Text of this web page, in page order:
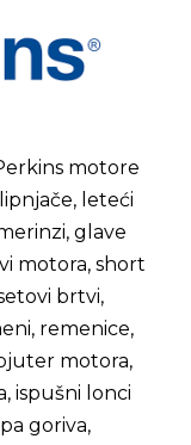
motore
leteći
glave
motora, short
brtvi,
remenice,
motora,
ispušni lonci
goriva,